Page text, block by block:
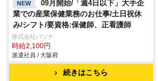
NEW
09月開始/「週4日以下」大手企
業での産業保健業務のお仕事/土日祝休
み/シフト/要資格:保健師、正看護師
株式会社パソナ
時給2,100円
派遣社員 / 大阪府
続きはこちら